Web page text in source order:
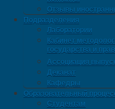
Отзывы
Подразделения
Лаборатории
Кабинет
государства и
Ассоциация
Деканат
Кафедры
Образовательный
Студентам